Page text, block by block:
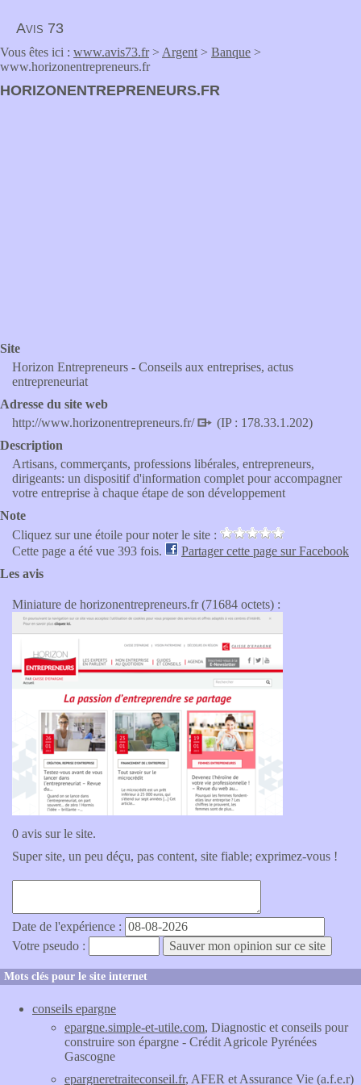
Avis 73
Vous êtes ici : www.avis73.fr> Argent > Banque >
www.horizonentrepreneurs.fr
HORIZONENTREPRENEURS.FR
Site
Horizon Entrepreneurs - Conseils aux entreprises, actus
entrepreneuriat
Adresse du site web
http://www.horizonentrepreneurs.fr/
(IP : 178.33.1.202)
Description
Artisans, commerçants, professions libérales, entrepreneurs,
dirigeants: un dispositif d'information complet pour accompagner
votre entreprise à chaque étape de son développement
Note
Cliquez sur une étoile pour noter le site :
Cette page a été vue 393 fois.
Partager cette page sur Facebook
Les avis
Miniature de horizonentrepreneurs.fr (71684 octets) :
0 avis sur le site.
Super site, un peu déçu, pas content, site fiable; exprimez-vous !
Date de l'expérience :
Votre pseudo :
Mots clés pour le site internet
conseils epargne
epargne.simple-et-utile.com, Diagnostic et conseils pour
construire son épargne - Crédit Agricole Pyrénées
Gascogne
epargneretraiteconseil.fr, AFER et Assurance Vie (a.f.e.r)